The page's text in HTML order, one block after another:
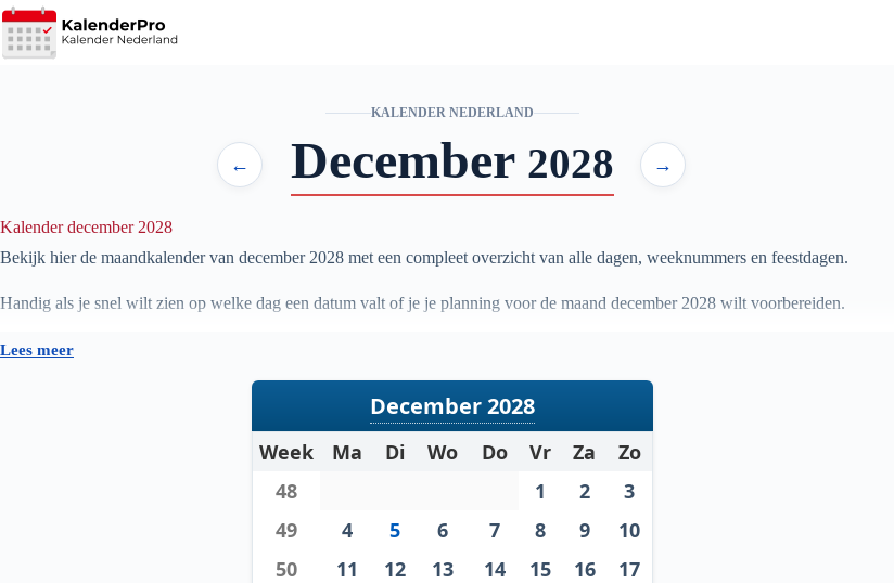
Ga
naar
de
KALENDER NEDERLAND
← December 2028 →
Kalender december 2028
Bekijk hier de maandkalender van december 2028 met een compleet overzicht van alle dagen, weeknummers en feestdagen.
Handig als je snel wilt zien op welke dag een datum valt of je je planning voor de maand december 2028 wilt voorbereiden.
Lees meer
December 2028
Week Ma Di Wo Do Vr Za
Zo
48
1 2
3
49
4 5 6 7 8 9
10
50
11 12 13 14 15 16
17